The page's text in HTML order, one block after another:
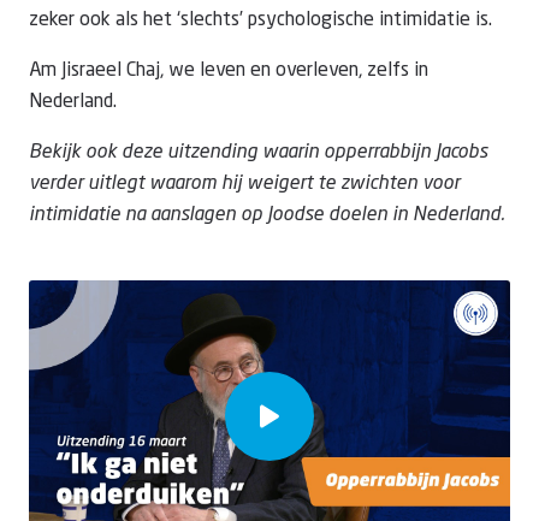
zeker ook als het ‘slechts’ psychologische intimidatie is.
Am Jisraeel Chaj, we leven en overleven, zelfs in
Nederland.
Bekijk ook deze uitzending waarin opperrabbijn Jacobs
verder uitlegt waarom hij weigert te zwichten voor
intimidatie na aanslagen op Joodse doelen in Nederland.